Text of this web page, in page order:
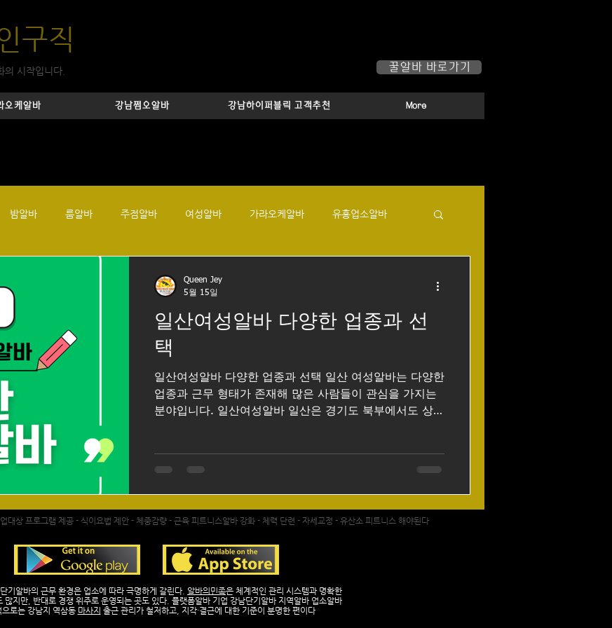
구직
의 시작입니다. 꿀알바 바로가기
오케알바 강남쩜오알바 강남하이퍼블릭 고객추천 More
밤알바 룸알바 주점알바 여성알바 가라오케알바 유흥업소알바
구인 태국마사지알바 태국마사지구인
웨디시마사지 단기알바 아르바이트 판매알바
일산여성알바 다양한 업종과 선
택
일산여성알바 다양한 업종과 선택 일산 여성알바는 다양한
업종과 근무 형태가 존재해 많은 사람들이 관심을 가지는
분야입니다. 일산여성알바 일산은 경기도 북부에서도 상권
여성 아르바이트 인력 수요도 상당히 높은 지역으로 알려
져 있습니다. 일산여성알바 구인구직 사이트 일산여성알바
선택 폭이 넓기 때문입니다. 단순 서빙이나 판매직뿐 아니
라 카페 바리스타, 의류매장 직원, 피부관리샵 보조, 사무
존재합니다. 본인의 성향이나 생활 패턴에 맞춰 선택할 수
있다는 점이 큰 장점입니다. 특히 학생이나 사회초년생은
Queen Jey
5월 15일
대상 프로그램 제공 - 식이요법 제안 - 체중감량 - 근육 피트니스알바 강화 - 체력 단련 - 자세교정 - 유산소 피트니스 해야된다
단기알바의 근무 환경은 업소에 따라 극명하게 갈린다. 알바의민족은 체계적인 관리 시스템과 명확한
많지만, 반대로 경쟁 위주로 운영되는 곳도 있다. 플랫폼알바 기업 강남단기알바 지역알바 업소알바
으로는 강남지 역삼동 마사지 출근 관리가 철저하고, 지각·결근에 대한 기준이 분명한 편이다